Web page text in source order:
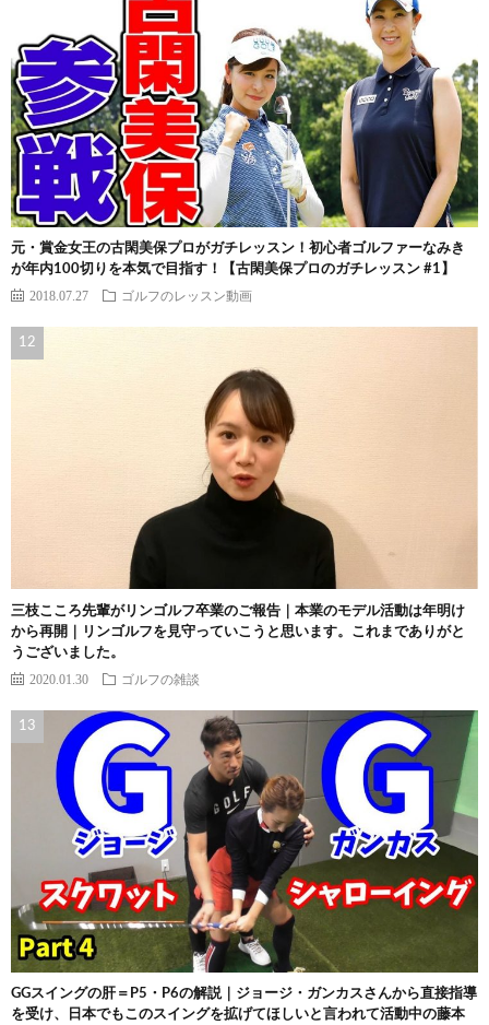
元・賞金女王の古閑美保プロがガチレッスン！初心者ゴルファーなみき
が年内100切りを本気で目指す！【古閑美保プロのガチレッスン #1】
2018.07.27 ゴルフのレッスン動画
三枝こころ先輩がリンゴルフ卒業のご報告｜本業のモデル活動は年明け
から再開｜リンゴルフを見守っていこうと思います。これまでありがと
うございました。
2020.01.30 ゴルフの雑談
GGスイングの肝＝P5・P6の解説｜ジョージ・ガンカスさんから直接指導
を受け、日本でもこのスイングを拡げてほしいと言われて活動中の藤本